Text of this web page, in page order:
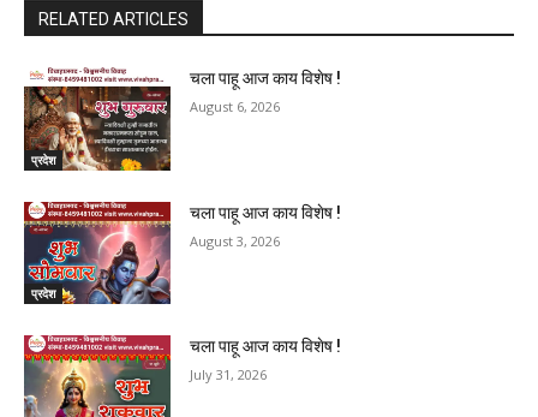
RELATED ARTICLES
प्रदेश
चला पाहू आज काय विशेष !
August 6, 2026
प्रदेश
चला पाहू आज काय विशेष !
August 3, 2026
चला पाहू आज काय विशेष !
July 31, 2026